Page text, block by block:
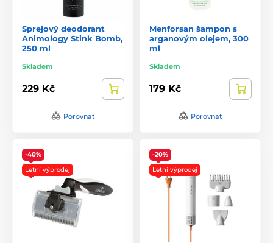
Sprejový deodorant
Animology Stink Bomb,
250 ml
Skladem
229 Kč
Porovnat
Menforsan šampon s
arganovým olejem, 300
ml
Skladem
179 Kč
Porovnat
-40%
Letní výprodej
-20%
Letní výprodej